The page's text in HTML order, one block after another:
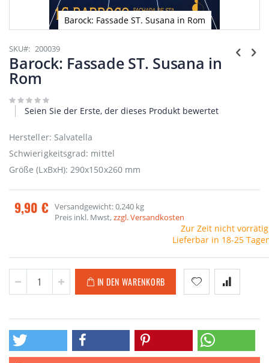
Barock: Fassade ST. Susana in Rom
Anfang
der
Bildgalerie
springen
SKU 200039
Barock: Fassade ST. Susana in
Rom
Seien Sie der Erste, der dieses Produkt bewertet
Hersteller: Salvatella
Schwierigkeitsgrad: mittel
Größe (LxBxH): 290x150x260 mm
9,90 € Versandgewicht: 0,240 kg
Preis inkl. Mwst,zzgl. Versandkosten
Zur Zeit nicht
Lieferbar in 18-25
IN DEN WARENKORB